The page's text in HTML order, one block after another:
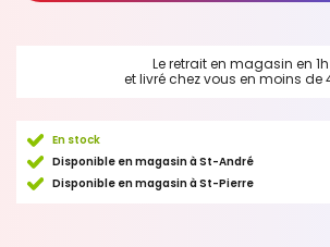
Le retrait en magasin en 1h
et livré chez vous en moins de
En stock
Disponible en magasin à St-André
Disponible en magasin à St-Pierre